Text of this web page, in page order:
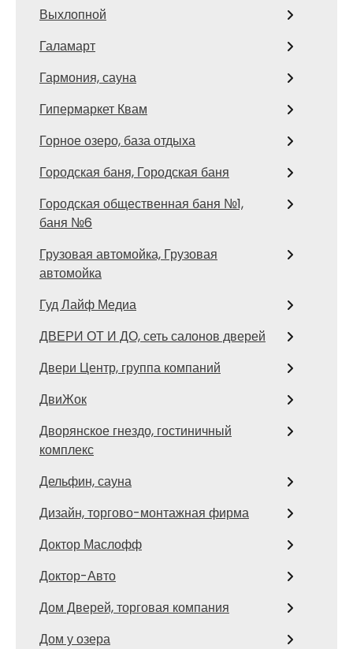
Выхлопной
Галамарт
Гармония, сауна
Гипермаркет Квам
Горное озеро, база отдыха
Городская баня, Городская баня
Городская общественная баня №1,
баня №6
Грузовая автомойка, Грузовая
автомойка
Гуд Лайф Медиа
ДВЕРИ ОТ И ДО, сеть салонов дверей
Двери Центр, группа компаний
ДвиЖок
Дворянское гнездо, гостиничный
комплекс
Дельфин, сауна
Дизайн, торгово-монтажная фирма
Доктор Маслофф
Доктор-Авто
Дом Дверей, торговая компания
Дом у озера